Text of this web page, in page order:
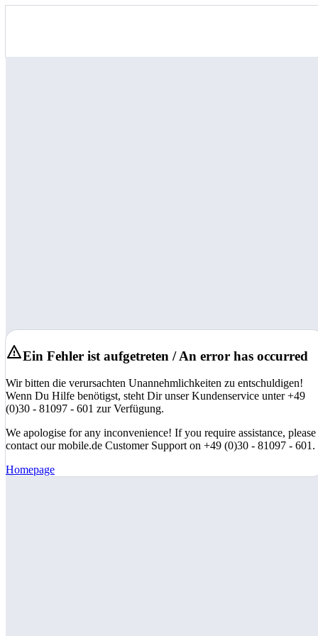
Ein Fehler ist aufgetreten / An error has occurred
Wir bitten die verursachten Unannehmlichkeiten zu entschuldigen!
Wenn Du Hilfe benötigst, steht Dir unser Kundenservice unter +49
(0)30 - 81097 - 601 zur Verfügung.
We apologise for any inconvenience! If you require assistance, please
contact our mobile.de Customer Support on +49 (0)30 - 81097 - 601.
Homepage